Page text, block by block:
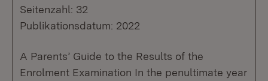
Seitenzahl: 32
Publikationsdatum: 2022
A Parents’ Guide to the Results of the
Enrolment Examination In the penultimate year